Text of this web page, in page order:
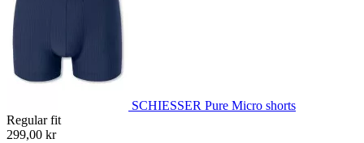
SCHIESSER Pure Micro shorts
Regular fit
299,00 kr